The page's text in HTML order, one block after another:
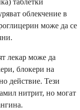
таблетки
облекчение в
може да се
лекар може да
блокери на
действие. Тези
нитрит, но могат